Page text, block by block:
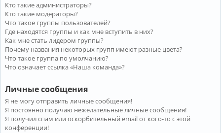
Кто такие администраторы?
Кто такие модераторы?
Что такое группы пользователей?
Где находятся группы и как мне вступить в них?
Как мне стать лидером группы?
Почему названия некоторых групп имеют разные цвета?
Что такое группа по умолчанию?
Что означает ссылка «Наша команда»?
Личные сообщения
Я не могу отправить личные сообщения!
Я постоянно получаю нежелательные личные сообщения!
Я получил спам или оскорбительный email от кого-то с этой
конференции!